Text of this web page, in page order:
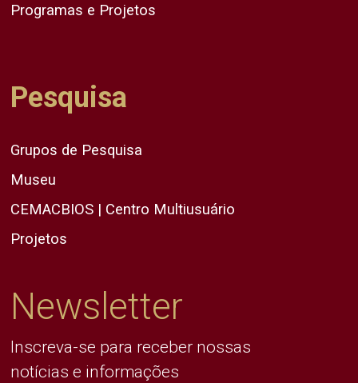
Programas e Projetos
Pesquisa
Grupos de Pesquisa
Museu
CEMACBIOS | Centro Multiusuário
Projetos
Newsletter
Inscreva-se para receber nossas
notícias e informações